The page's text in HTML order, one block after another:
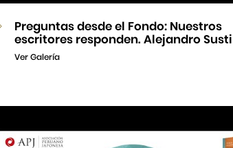
Preguntas desde el Fondo: Nuestros
escritores responden. Alejandro Susti
Ver Galería